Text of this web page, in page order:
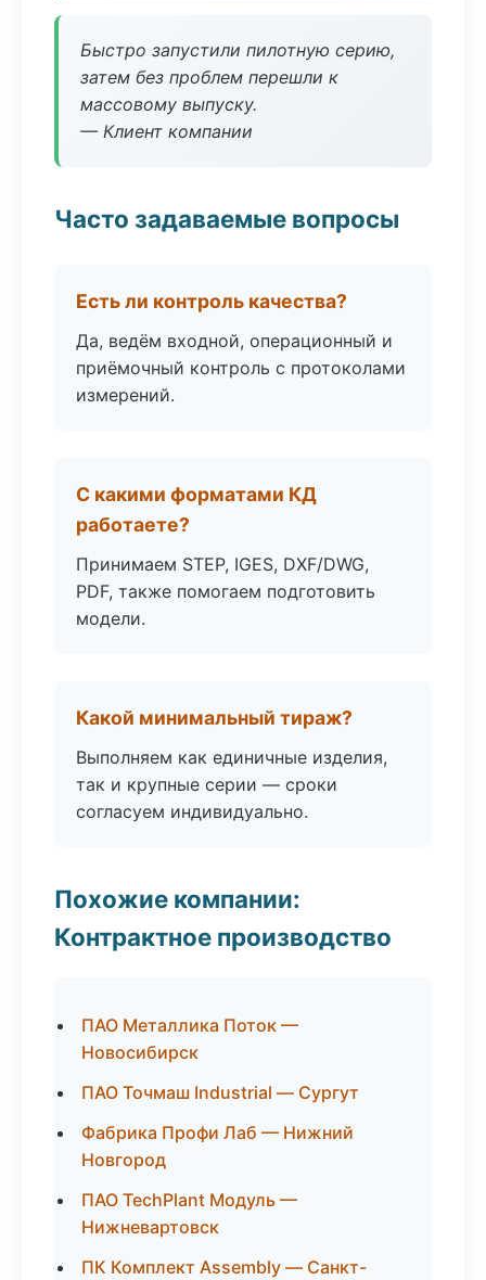
Быстро запустили пилотную серию,
затем без проблем перешли к
массовому выпуску.
— Клиент компании
Часто задаваемые вопросы
Есть ли контроль качества?
Да, ведём входной, операционный и
приёмочный контроль с протоколами
измерений.
С какими форматами КД
работаете?
Принимаем STEP, IGES, DXF/DWG,
PDF, также помогаем подготовить
модели.
Какой минимальный тираж?
Выполняем как единичные изделия,
так и крупные серии — сроки
согласуем индивидуально.
Похожие компании:
Контрактное производство
ПАО Металлика Поток —
Новосибирск
ПАО Точмаш Industrial — Сургут
Фабрика Профи Лаб — Нижний
Новгород
ПАО TechPlant Модуль —
Нижневартовск
ПК Комплект Assembly — Санкт-